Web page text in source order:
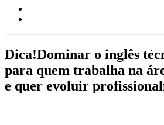
Dica!Dominar o inglês
para quem trabalha na
e quer evoluir